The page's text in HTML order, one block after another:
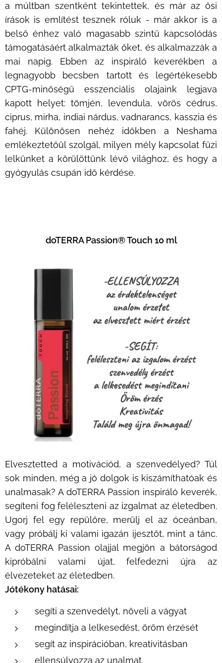
a múltban szentként tekintettek, és már az ősi
írások is említést tesznek róluk - már akkor is a
belső énhez való magasabb szintű kapcsolódás
támogatásáért alkalmazták őket, és alkalmazzák a
mai napig. Ebben az inspiráló keverékben a
legnagyobb becsben tartott és legértékesebb
CPTG-minőségű esszenciális olajaink legjava
kapott helyet: tömjén, levendula, vörös cédrus,
ciprus, mirha, indiai nárdus, vadnarancs, kasszia és
fahéj. Különösen nehéz időkben a Neshama
emlékeztetőül szolgál, milyen mély kapcsolat fűzi
lelkünket a körülöttünk lévő világhoz, és hogy a
gyógyulás csupán idő kérdése.
doTERRA Passion® Touch 10 ml
Elvesztetted a motivációd, a szenvedélyed? Túl
sok minden, még a jó dolgok is kiszámíthatóak és
unalmasak? A doTERRA Passion inspiráló keverék,
segíteni fog feléleszteni az izgalmat az életedben.
Ugorj fel egy repülőre, merülj el az óceánban,
vagy próbálj ki valami igazán ijesztőt, mint a tánc.
A doTERRA Passion olajjal megjön a bátorságod
kipróbálni valami újat, felfedezni újra az
élvezeteket az életedben.
Jótékony hatásai:
segíti a szenvedélyt, növeli a vágyat
megindítja a lelkesedést, öröm érzését
segít az inspirációban, kreativitásban
ellensúlyozza az unalmat,